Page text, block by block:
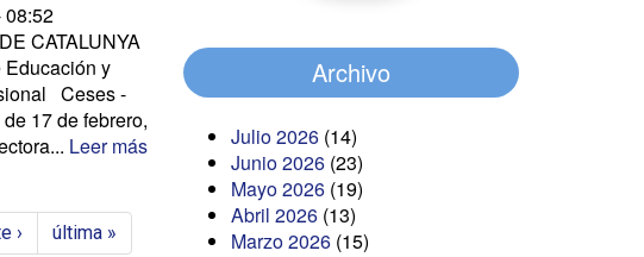
08:52
CATALUNYA
Educación y
Ceses -
17 de febrero,
Leer más
› última »
Archivo
Julio 2026 (14)
Junio 2026 (23)
Mayo 2026 (19)
Abril 2026 (13)
Marzo 2026 (15)